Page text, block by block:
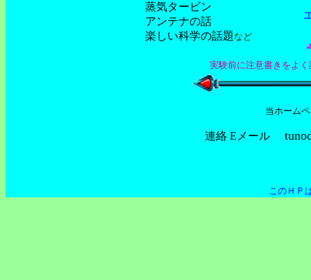
蒸気タービン
アンテナの話
楽しい科学の話題など
実験前に注意書きをよ
当ホーム
連絡 Eメール
このＨＰ